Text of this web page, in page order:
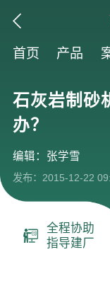
首页 产品
石灰岩制砂
办？
编辑：张学雪
发布：2015-12-22
全程协助
指导建厂